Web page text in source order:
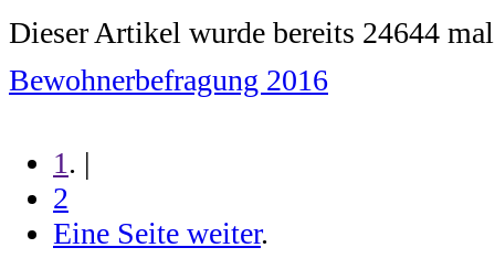
Dieser Artikel wurde bereits 24644 mal
Bewohnerbefragung 2016
1. |
2
Eine Seite weiter.